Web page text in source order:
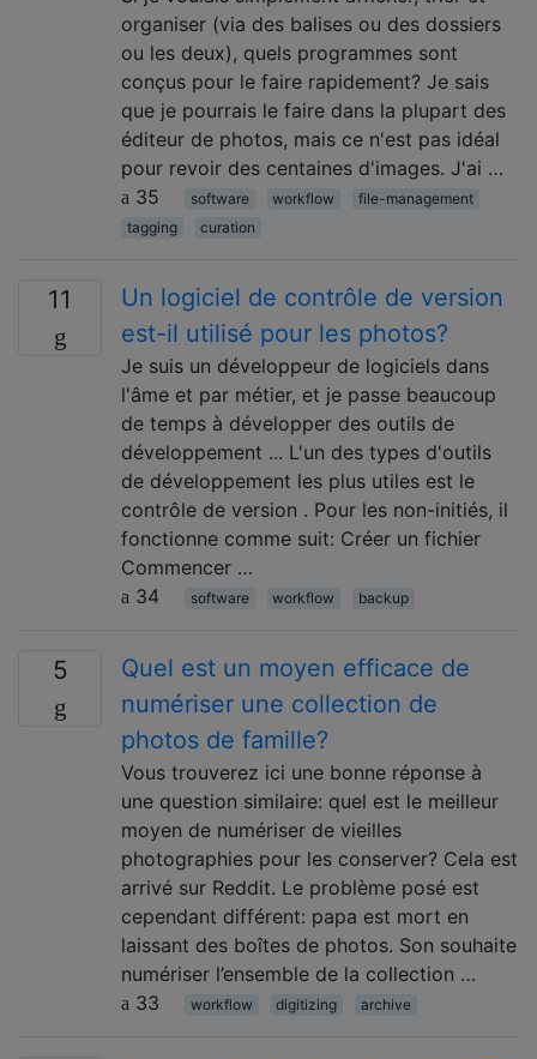
organiser (via des balises ou des dossiers
ou les deux), quels programmes sont
conçus pour le faire rapidement? Je sais
que je pourrais le faire dans la plupart des
éditeur de photos, mais ce n'est pas idéal
pour revoir des centaines d'images. J'ai …
35
software workflow
file-management
tagging
curation
11
Un logiciel de contrôle de version
est-il utilisé pour les photos?
Je suis un développeur de logiciels dans
l'âme et par métier, et je passe beaucoup
de temps à développer des outils de
développement ... L'un des types d'outils
de développement les plus utiles est le
contrôle de version . Pour les non-initiés, il
fonctionne comme suit: Créer un fichier
Commencer …
34
software workflow backup
5
Quel est un moyen efficace de
numériser une collection de
photos de famille?
Vous trouverez ici une bonne réponse à
une question similaire: quel est le meilleur
moyen de numériser de vieilles
photographies pour les conserver? Cela est
arrivé sur Reddit. Le problème posé est
cependant différent: papa est mort en
laissant des boîtes de photos. Son souhaite
numériser l’ensemble de la collection …
33
workflow digitizing archive